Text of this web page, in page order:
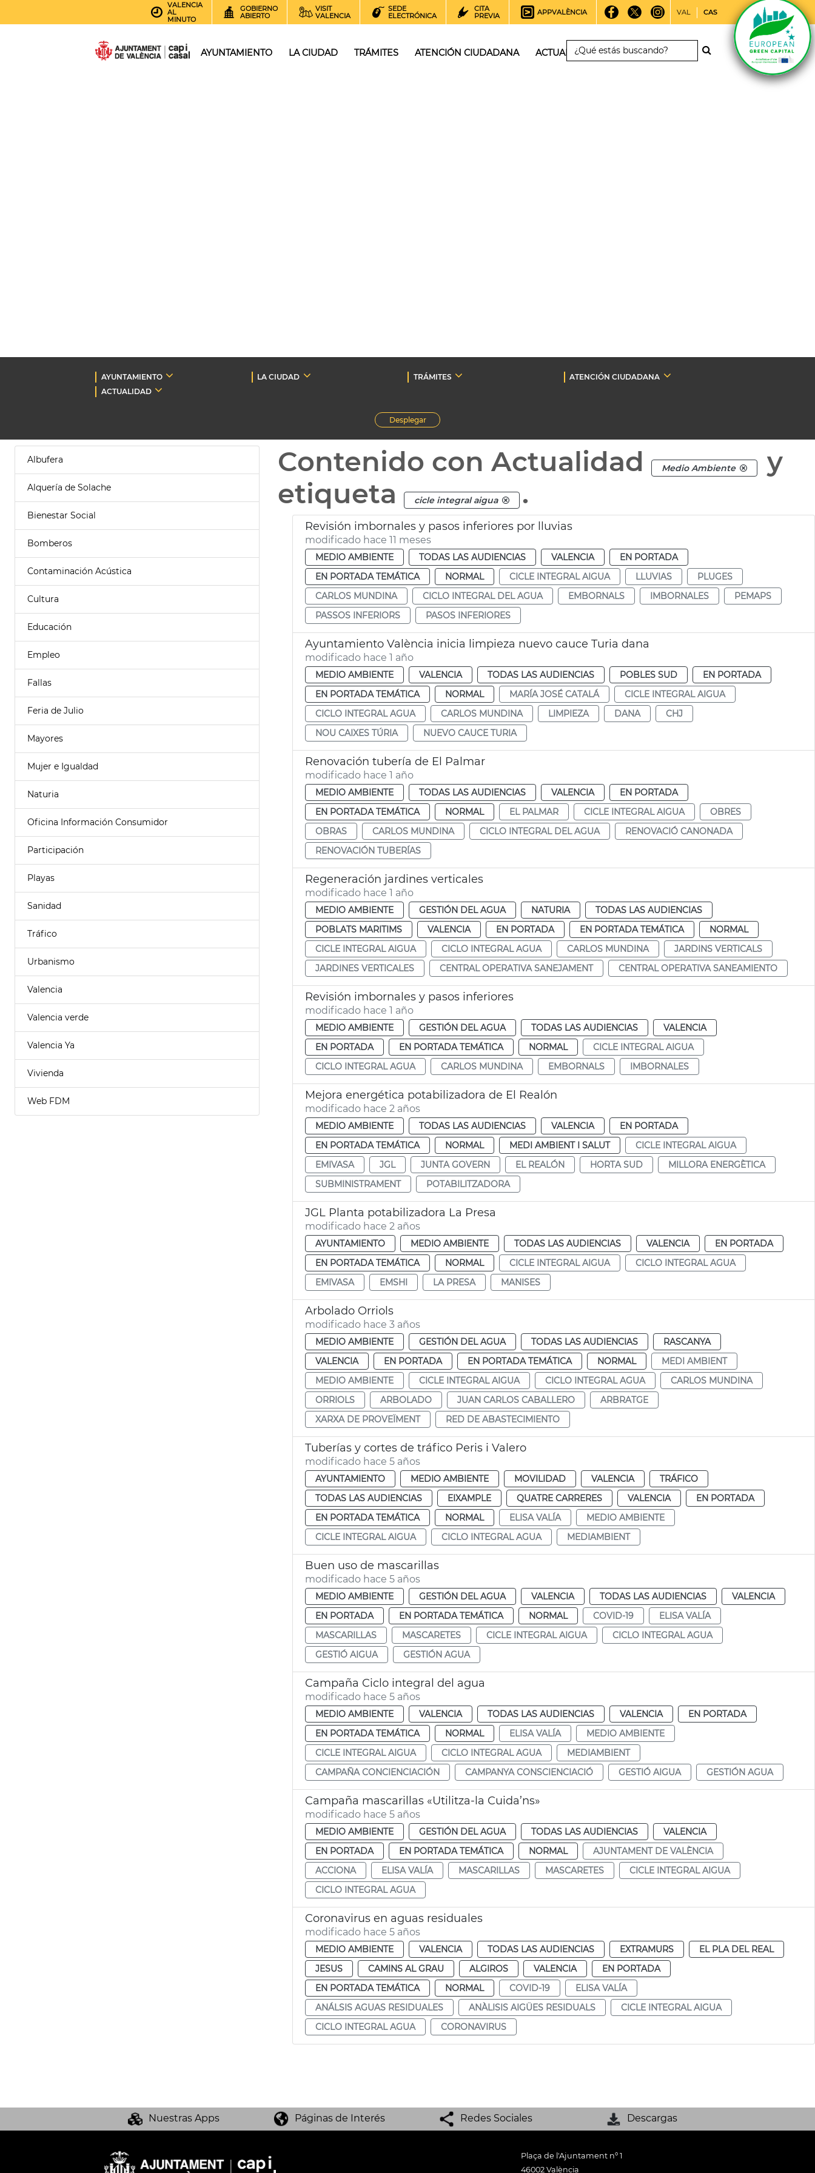
VALENCIA
AL
MINUTO
GOBIERNO
ABIERTO
VISIT
VALENCIA
SEDE
ELECTRÓNICA
CITA
PREVIA
APPVALÈNCIA VAL CAS
AYUNTAMIENTO LA CIUDAD TRÁMITES ATENCIÓN CIUDADANA ACTUALIDAD
AYUNTAMIENTO LA CIUDAD TRÁMITES
ATENCIÓN CIUDADANA
ACTUALIDAD
Desplegar
Albufera
Alquería de Solache
Bienestar Social
Bomberos
Contaminación Acústica
Cultura
Educación
Empleo
Fallas
Feria de Julio
Mayores
Mujer e Igualdad
Naturia
Oficina Información Consumidor
Participación
Playas
Sanidad
Tráfico
Urbanismo
Valencia
Valencia verde
Valencia Ya
Vivienda
Web FDM
Contenido con Actualidad Medio Ambiente
y
etiqueta
cicle integral aigua .
Revisión imbornales y pasos inferiores por lluvias
modificado hace 11 meses
MEDIO AMBIENTE TODAS LAS AUDIENCIAS VALENCIA
EN PORTADA
EN PORTADA TEMÁTICA
NORMAL CICLE INTEGRAL AIGUA LLUVIAS
PLUGES
CARLOS MUNDINA
CICLO INTEGRAL DEL AGUA EMBORNALS IMBORNALES
PEMAPS
PASSOS INFERIORS
PASOS INFERIORES
Ayuntamiento València inicia limpieza nuevo cauce Turia dana
modificado hace 1 año
MEDIO AMBIENTE VALENCIA TODAS LAS AUDIENCIAS POBLES SUD
EN PORTADA
EN PORTADA TEMÁTICA
NORMAL MARÍA JOSÉ CATALÁ
CICLE INTEGRAL AIGUA
CICLO INTEGRAL AGUA
CARLOS MUNDINA LIMPIEZA DANA
CHJ
NOU CAIXES TÚRIA
NUEVO CAUCE TURIA
Renovación tubería de El Palmar
modificado hace 1 año
MEDIO AMBIENTE TODAS LAS AUDIENCIAS VALENCIA
EN PORTADA
EN PORTADA TEMÁTICA
NORMAL EL PALMAR CICLE INTEGRAL AIGUA
OBRES
OBRAS
CARLOS MUNDINA CICLO INTEGRAL DEL AGUA
RENOVACIÓ CANONADA
RENOVACIÓN TUBERÍAS
Regeneración jardines verticales
modificado hace 1 año
MEDIO AMBIENTE GESTIÓN DEL AGUA NATURIA
TODAS LAS AUDIENCIAS
POBLATS MARITIMS
VALENCIA EN PORTADA EN PORTADA TEMÁTICA
NORMAL
CICLE INTEGRAL AIGUA
CICLO INTEGRAL AGUA CARLOS MUNDINA
JARDINS VERTICALS
JARDINES VERTICALES
CENTRAL OPERATIVA SANEJAMENT CENTRAL OPERATIVA SANEAMIENTO
Revisión imbornales y pasos inferiores
modificado hace 1 año
MEDIO AMBIENTE GESTIÓN DEL AGUA TODAS LAS AUDIENCIAS
VALENCIA
EN PORTADA
EN PORTADA TEMÁTICA NORMAL
CICLE INTEGRAL AIGUA
CICLO INTEGRAL AGUA
CARLOS MUNDINA EMBORNALS IMBORNALES
Mejora energética potabilizadora de El Realón
modificado hace 2 años
MEDIO AMBIENTE TODAS LAS AUDIENCIAS VALENCIA
EN PORTADA
EN PORTADA TEMÁTICA
NORMAL MEDI AMBIENT I SALUT
CICLE INTEGRAL AIGUA
EMIVASA
JGL JUNTA GOVERN EL REALÓN HORTA SUD
MILLORA ENERGÈTICA
SUBMINISTRAMENT
POTABILITZADORA
JGL Planta potabilizadora La Presa
modificado hace 2 años
AYUNTAMIENTO MEDIO AMBIENTE TODAS LAS AUDIENCIAS VALENCIA
EN PORTADA
EN PORTADA TEMÁTICA
NORMAL CICLE INTEGRAL AIGUA
CICLO INTEGRAL AGUA
EMIVASA
EMSHI LA PRESA MANISES
Arbolado Orriols
modificado hace 3 años
MEDIO AMBIENTE GESTIÓN DEL AGUA TODAS LAS AUDIENCIAS
RASCANYA
VALENCIA
EN PORTADA EN PORTADA TEMÁTICA NORMAL
MEDI AMBIENT
MEDIO AMBIENTE
CICLE INTEGRAL AIGUA CICLO INTEGRAL AGUA
CARLOS MUNDINA
ORRIOLS
ARBOLADO JUAN CARLOS CABALLERO
ARBRATGE
XARXA DE PROVEÏMENT
RED DE ABASTECIMIENTO
Tuberías y cortes de tráfico Peris i Valero
modificado hace 5 años
AYUNTAMIENTO MEDIO AMBIENTE MOVILIDAD VALENCIA
TRÁFICO
TODAS LAS AUDIENCIAS
EIXAMPLE QUATRE CARRERES VALENCIA
EN PORTADA
EN PORTADA TEMÁTICA
NORMAL ELISA VALÍA
MEDIO AMBIENTE
CICLE INTEGRAL AIGUA
CICLO INTEGRAL AGUA MEDIAMBIENT
Buen uso de mascarillas
modificado hace 5 años
MEDIO AMBIENTE GESTIÓN DEL AGUA VALENCIA TODAS LAS AUDIENCIAS
VALENCIA
EN PORTADA
EN PORTADA TEMÁTICA NORMAL COVID-19
ELISA VALÍA
MASCARILLAS
MASCARETES CICLE INTEGRAL AIGUA
CICLO INTEGRAL AGUA
GESTIÓ AIGUA
GESTIÓN AGUA
Campaña Ciclo integral del agua
modificado hace 5 años
MEDIO AMBIENTE VALENCIA TODAS LAS AUDIENCIAS VALENCIA
EN PORTADA
EN PORTADA TEMÁTICA
NORMAL ELISA VALÍA
MEDIO AMBIENTE
CICLE INTEGRAL AIGUA
CICLO INTEGRAL AGUA
MEDIAMBIENT
CAMPAÑA CONCIENCIACIÓN
CAMPANYA CONSCIENCIACIÓ GESTIÓ AIGUA GESTIÓN AGUA
Campaña mascarillas «Utilitza-la Cuida’ns»
modificado hace 5 años
MEDIO AMBIENTE GESTIÓN DEL AGUA TODAS LAS AUDIENCIAS
VALENCIA
EN PORTADA
EN PORTADA TEMÁTICA NORMAL
AJUNTAMENT DE VALÈNCIA
ACCIONA
ELISA VALÍA MASCARILLAS MASCARETES
CICLE INTEGRAL AIGUA
CICLO INTEGRAL AGUA
Coronavirus en aguas residuales
modificado hace 5 años
MEDIO AMBIENTE VALENCIA TODAS LAS AUDIENCIAS EXTRAMURS
EL PLA DEL REAL
JESUS
CAMINS AL GRAU ALGIROS VALENCIA
EN PORTADA
EN PORTADA TEMÁTICA
NORMAL COVID-19
ELISA VALÍA
ANÁLSIS AGUAS RESIDUALES
ANÀLISIS AIGÜES RESIDUALS
CICLE INTEGRAL AIGUA
CICLO INTEGRAL AGUA
CORONAVIRUS
Nuestras Apps Páginas de Interés Redes Sociales Descargas
Plaça de l'Ajuntament nº 1
46002 València